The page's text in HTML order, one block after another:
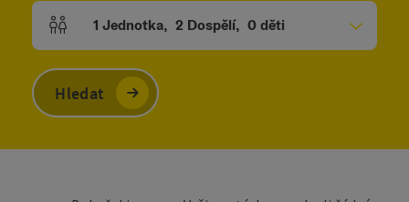
Počet jednotek a polí pro osoby
1 Jednotka, 2 Dospělí, 0děti
Hledat